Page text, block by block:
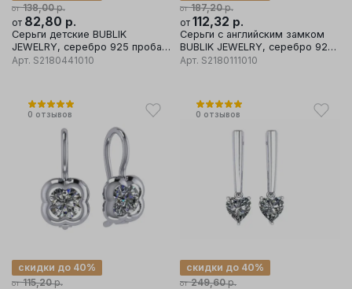
от 138,00р.
от 82,80 р.
Серьги детские BUBLIK
JEWELRY, серебро 925 проба,
вставка фианит
Арт. S2180441010
от 187,20р.
от 112,32 р.
Серьги с английским замком
BUBLIK JEWELRY, серебро 925
проба, вставка фианит
Арт. S2180111010
0 отзывов
от 115,20р.
скидки до 40%
0 отзывов
от 249,60р.
скидки до 40%